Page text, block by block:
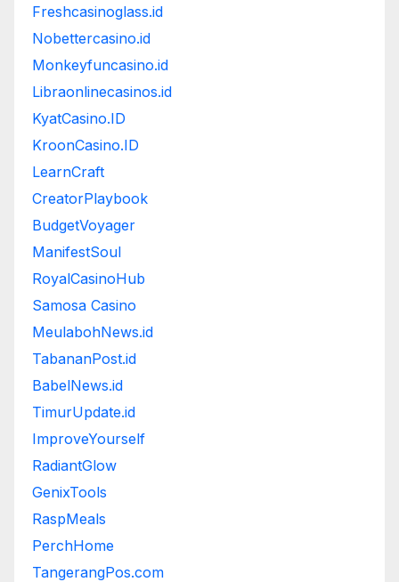
Freshcasinoglass.id
Nobettercasino.id
Monkeyfuncasino.id
Libraonlinecasinos.id
KyatCasino.ID
KroonCasino.ID
LearnCraft
CreatorPlaybook
BudgetVoyager
ManifestSoul
RoyalCasinoHub
Samosa Casino
MeulabohNews.id
TabananPost.id
BabelNews.id
TimurUpdate.id
ImproveYourself
RadiantGlow
GenixTools
RaspMeals
PerchHome
TangerangPos.com